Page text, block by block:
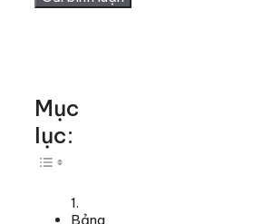
Mục
lục:
Bảng